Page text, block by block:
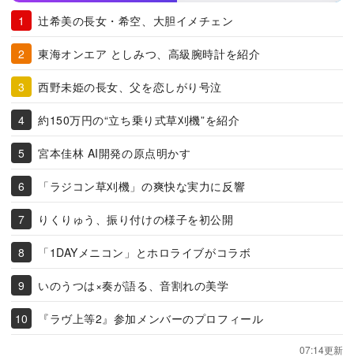
辻希美の長女・希空、大胆イメチェン
東海オンエア としみつ、高級腕時計を紹介
西野未姫の長女、父を恋しがり号泣
約150万円の“立ち乗り式草刈機”を紹介
宮本佳林 AI開発の原点明かす
「ラジコン草刈機」の爽快な実力に反響
りくりゅう、振り付けの様子を初公開
「1DAYメニコン」とホロライブがコラボ
いのうつは×奏が語る、音割れの美学
『ラヴ上等2』参加メンバーのプロフィール
07:14更新